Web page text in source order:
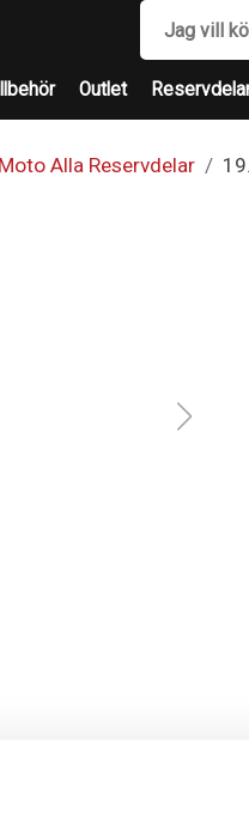
Outlet
Alla Reservdelar